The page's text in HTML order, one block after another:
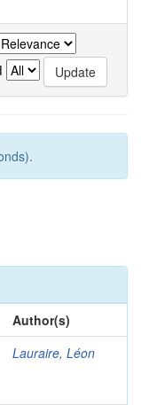
Author(s)
Lauraire, Léon